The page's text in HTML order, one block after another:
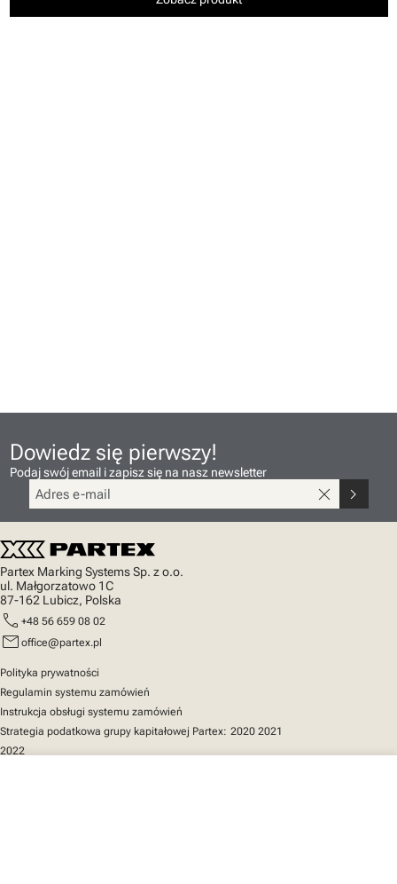
Dowiedz się pierwszy!
Podaj swój email i zapisz się na nasz newsletter
close chevron_right
Partex Marking Systems Sp. z o.o.
ul. Małgorzatowo 1C
87-162 Lubicz, Polska
call +48 56 659 08 02
mail office@partex.pl
Polityka prywatności
Regulamin systemu zamówień
Instrukcja obsługi systemu zamówień
Strategia podatkowa grupy kapitałowej Partex: 2020 2021
2022